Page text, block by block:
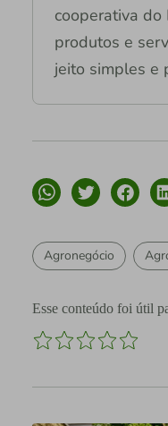
cooperativa do
produtos e
jeito simples e
Agronegócio
Esse conteúdo foi útil